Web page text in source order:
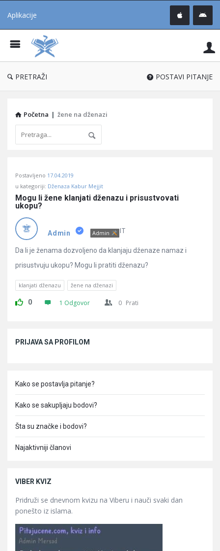
Aplikacije
®
PRETRAŽI POSTAVI PITANJE
Početna | žene na dženazi
Učene
Latest
Pitanja
Postavljeno 17.04.2019
u kategoriji: Dženaza Kabur Mejjit
Mogu li žene klanjati dženazu i prisustvovati
ukopu?
Admin Admin IT
Da li je ženama dozvoljeno da klanjaju dženaze namaz i
prisustvuju ukopu? Mogu li pratiti dženazu?
klanjati dženazu žene na dženazi
0 1 Odgovor 0 Prati
PRIJAVA SA PROFILOM
Kako se postavlja pitanje?
Kako se sakupljaju bodovi?
Šta su značke i bodovi?
Najaktivniji članovi
VIBER KVIZ
Pridruži se dnevnom kvizu na Viberu i nauči svaki dan
ponešto iz islama.